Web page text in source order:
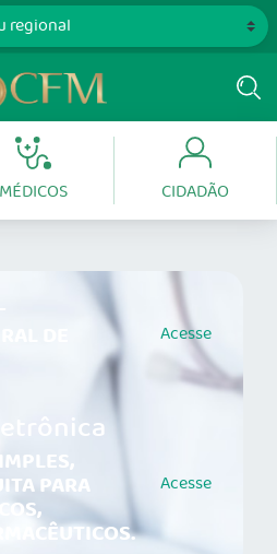
MÉDICOS CIDADÃO
DE Acesse
PARA Acesse